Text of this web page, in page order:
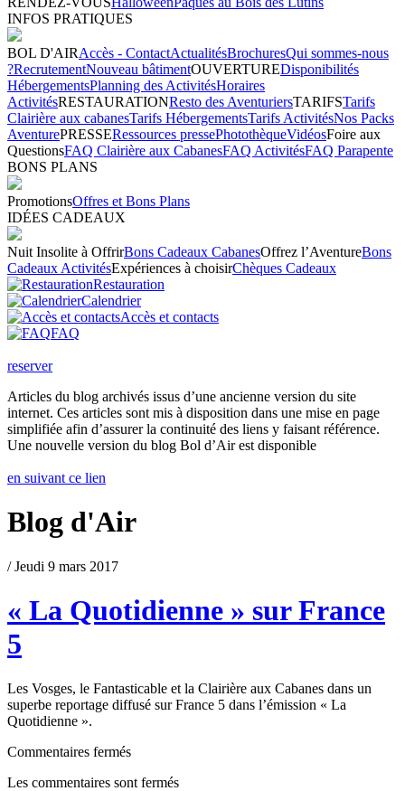
INFOS PRATIQUES
BOL D'AIRAccès - ContactActualitésBrochuresQui sommes-nous
?RecrutementNouveau bâtimentOUVERTUREDisponibilités
HébergementsPlanning des ActivitésHoraires
ActivitésRESTAURATIONResto des AventuriersTARIFSTarifs
Clairière aux cabanesTarifs HébergementsTarifs ActivitésNos Packs
AventurePRESSERessources pressePhotothèqueVidéosFoire aux
QuestionsFAQ Clairière aux CabanesFAQ ActivitésFAQ Parapente
BONS PLANS
PromotionsOffres et Bons Plans
IDÉES CADEAUX
Nuit Insolite à OffrirBons Cadeaux CabanesOffrez l’AventureBons
Cadeaux ActivitésExpériences à choisirChèques Cadeaux
Restauration
Calendrier
Accès et contacts
FAQ
reserver
Articles du blog archivés issus d’une ancienne version du site
internet. Ces articles sont mis à disposition dans une mise en page
simplifiée afin d’assurer la continuité des liens y faisant référence.
Une nouvelle version du blog Bol d’Air est disponible
en suivant ce lien
Blog d'Air
/ Jeudi 9 mars 2017
« La Quotidienne » sur France
5
Les Vosges, le Fantasticable et la Clairière aux Cabanes dans un
superbe reportage diffusé sur France 5 dans l’émission « La
Quotidienne ».
Commentaires fermés
Les commentaires sont fermés